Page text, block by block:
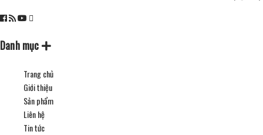
Danh mục
Trang chủ
Giới thiệu
Sản phẩm
Liên hệ
Tin tức